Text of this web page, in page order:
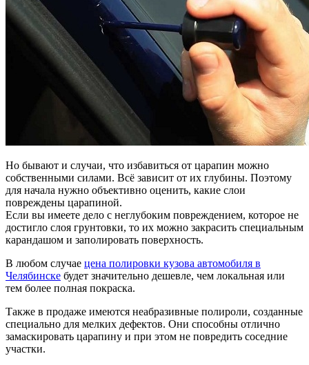
Но бывают и случаи, что избавиться от царапин можно
собственными силами. Всё зависит от их глубины. Поэтому
для начала нужно объективно оценить, какие слои
повреждены царапиной.
Если вы имеете дело с неглубоким повреждением, которое не
достигло слоя грунтовки, то их можно закрасить специальным
карандашом и заполировать поверхность.
В любом случае цена полировки кузова автомобиля в
Челябинске будет значительно дешевле, чем локальная или
тем более полная покраска.
Также в продаже имеются неабразивные полироли, созданные
специально для мелких дефектов. Они способны отлично
замаскировать царапину и при этом не повредить соседние
участки.